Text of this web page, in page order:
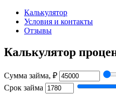
Калькулятор
Условия и контакты
Отзывы
Калькулятор
Сумма займа, ₽
Срок займа